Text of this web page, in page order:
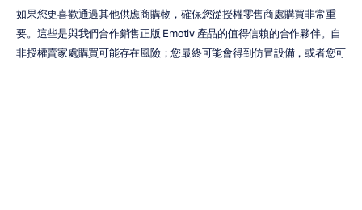
如果您更喜歡通過其他供應商購物，確保您從授權零售商處購買非常重
要。這些是與我們合作銷售正版 Emotiv 產品的值得信賴的合作夥伴。自
非授權賣家處購買可能存在風險；您最終可能會得到仿冒設備，或者您可